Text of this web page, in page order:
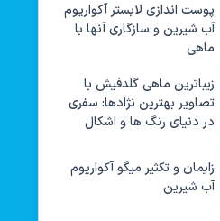
پوست اندازی لابستر آکواریوم
آب شیرین و سازگاری آنها با
ماهی
زیباترین ماهی گلدفیش با
تصاویر بهترین نژادها: سفری
در دنیای رنگ ها و اشکال
زایمان و تکثیر میگو آکواریوم
آب شیرین